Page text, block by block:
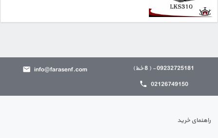
09232725181 - ( 8 خط)
02126749150
info@farasenf.com
راهنمای خرید